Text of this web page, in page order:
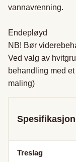
vannavrenning.
Endepløyd
NB! Bør
Ved valg av
behandling med
maling)
Treslag